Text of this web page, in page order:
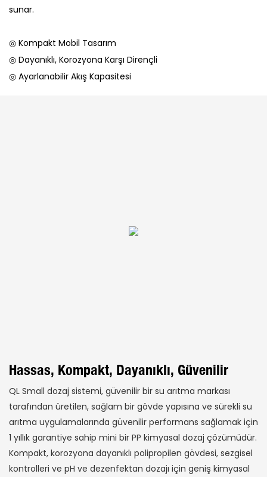
sunar.
◎ Kompakt Mobil Tasarım
◎ Dayanıklı, Korozyona Karşı Dirençli
◎ Ayarlanabilir Akış Kapasitesi
Hassas, Kompakt, Dayanıklı, Güvenilir
QL Small dozaj sistemi, güvenilir bir su arıtma markası
tarafından üretilen, sağlam bir gövde yapısına ve sürekli su
arıtma uygulamalarında güvenilir performans sağlamak için
1 yıllık garantiye sahip mini bir PP kimyasal dozaj çözümüdür.
Kompakt, korozyona dayanıklı polipropilen gövdesi, sezgisel
kontrolleri ve pH ve dezenfektan dozajı için geniş kimyasal